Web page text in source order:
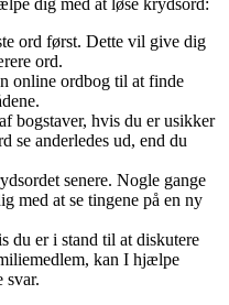
ord først. Dette vil give dig
ord.
online ordbog til at finde
bogstaver, hvis du er usikker
se anderledes ud, end du
senere. Nogle gange
med at se tingene på en ny
du er i stand til at diskutere
kan I hjælpe
svar.